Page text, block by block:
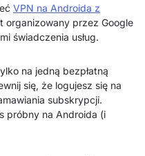
VPN na Androida z
organizowany przez Google
świadczenia usług.
na jedną bezpłatną
się, że logujesz się na
subskrypcji.
próbny na Androida (i